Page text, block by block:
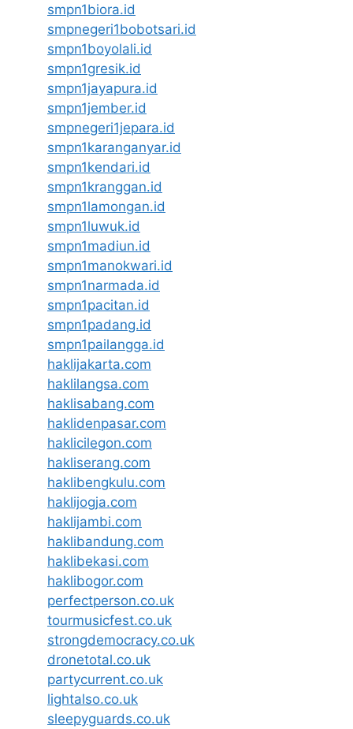
smpn1biora.id
smpnegeri1bobotsari.id
smpn1boyolali.id
smpn1gresik.id
smpn1jayapura.id
smpn1jember.id
smpnegeri1jepara.id
smpn1karanganyar.id
smpn1kendari.id
smpn1kranggan.id
smpn1lamongan.id
smpn1luwuk.id
smpn1madiun.id
smpn1manokwari.id
smpn1narmada.id
smpn1pacitan.id
smpn1padang.id
smpn1pailangga.id
haklijakarta.com
haklilangsa.com
haklisabang.com
haklidenpasar.com
haklicilegon.com
hakliserang.com
haklibengkulu.com
haklijogja.com
haklijambi.com
haklibandung.com
haklibekasi.com
haklibogor.com
perfectperson.co.uk
tourmusicfest.co.uk
strongdemocracy.co.uk
dronetotal.co.uk
partycurrent.co.uk
lightalso.co.uk
sleepyguards.co.uk